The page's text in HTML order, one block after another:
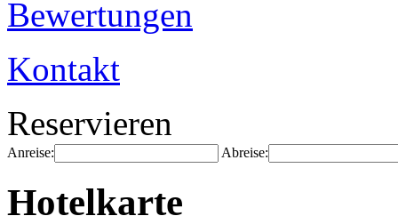
Bewertungen
Kontakt
Reservieren
Anreise: Abreise:
Hotelkarte